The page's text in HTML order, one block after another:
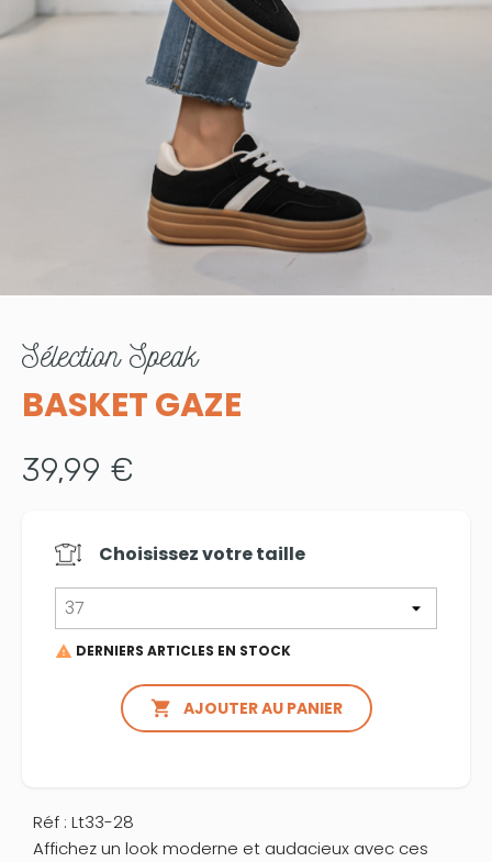
sélectionSpeak
BASKET GAZE
39,99 €
Choisissez votretaille
 DERNIERS ARTICLES EN STOCK
 AJOUTER AU PANIER
Réf : Lt33-28
Affichez un look moderne et audacieux avec ces